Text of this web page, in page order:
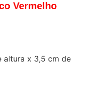
Vermelho
altura x 3,5 cm de